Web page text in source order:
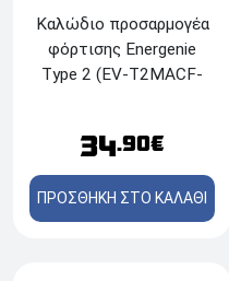
Καλώδιο προσαρμογέα
φόρτισης Energenie
Τype 2 (EV-T2MACF-
34.90€
ΠΡΟΣΘΗΚΗ ΣΤΟ ΚΑΛΑΘΙ